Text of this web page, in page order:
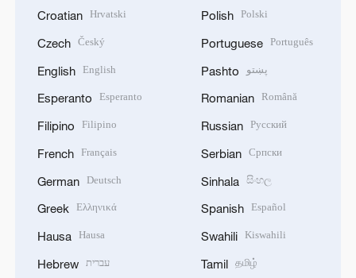
Croatian Hrvatski
Czech Český
English English
Esperanto Esperanto
Filipino Filipino
French Français
German Deutsch
Greek Ελληνικά
Hausa Hausa
Hebrew עברית
Polish Polski
Portuguese Português
Pashto پښتو
Romanian Română
Russian Русский
Serbian Српски
Sinhala සිංහල
Spanish Español
Swahili Kiswahili
Tamil தமிழ்